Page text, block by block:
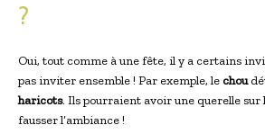
?
Oui, tout comme à une fête, il y a certains
pas inviter ensemble ! Par exemple, le chou
haricots. Ils pourraient avoir une querelle sur
fausser l’ambiance !